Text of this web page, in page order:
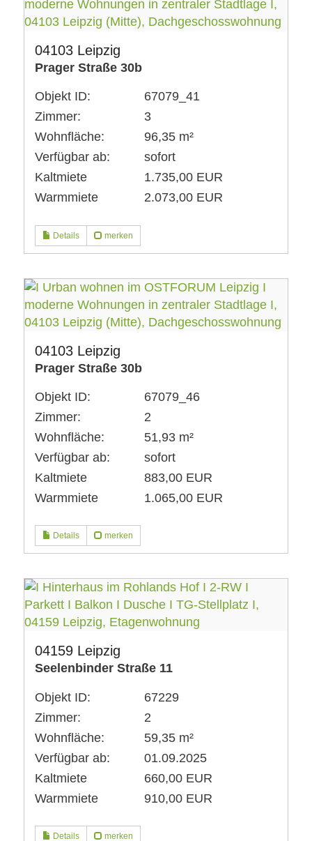
04103 Leipzig
Prager Straße 30b
Objekt ID:
67079_41
Zimmer:
3
Wohnfläche:
96,35 m²
Verfügbar ab:
sofort
Kaltmiete
1.735,00 EUR
Warmmiete
2.073,00 EUR
Details merken
04103 Leipzig
Prager Straße 30b
Objekt ID:
67079_46
Zimmer:
2
Wohnfläche:
51,93 m²
Verfügbar ab:
sofort
Kaltmiete
883,00 EUR
Warmmiete
1.065,00 EUR
Details merken
04159 Leipzig
Seelenbinder Straße 11
Objekt ID:
67229
Zimmer:
2
Wohnfläche:
59,35 m²
Verfügbar ab:
01.09.2025
Kaltmiete
660,00 EUR
Warmmiete
910,00 EUR
Details merken